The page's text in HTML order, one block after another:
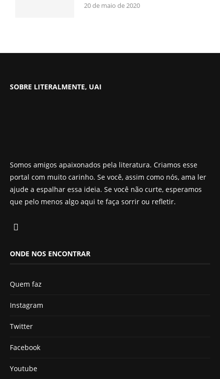
20 de maio de 2020
SOBRE LITERALMENTE, UAI
Somos amigos apaixonados pela literatura. Criamos esse
portal com muito carinho. Se você, assim como nós, ama ler
ajude a espalhar essa ideia. Se você não curte, esperamos
que pelo menos algo aqui te faça sorrir ou refletir.
ONDE NOS ENCONTRAR
Quem faz
Instagram
Twitter
Facebook
Youtube